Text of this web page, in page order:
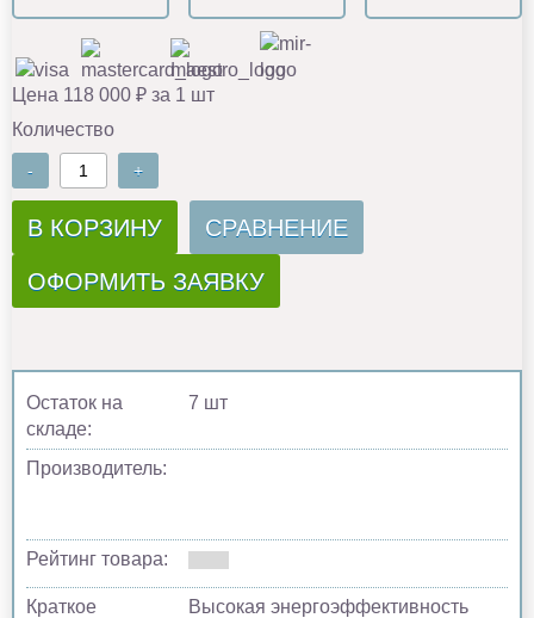
Цена 118 000 ₽ за 1 шт
Количество
- +
В КОРЗИНУ СРАВНЕНИЕ
ОФОРМИТЬ ЗАЯВКУ
Остаток на
складе:
7 шт
Производитель:
Рейтинг товара:
Краткое
Высокая энергоэффективность